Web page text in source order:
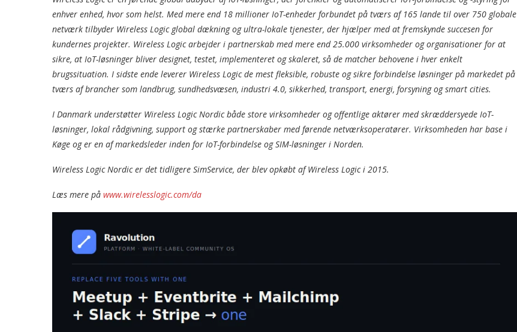
enhver enhed, hvor som helst. Med mere end 18 millioner IoT-enheder forbundet på tværs af 165 lande til over 750 globale
netværk tilbyder Wireless Logic global dækning og ultra-lokale tjenester, der hjælper med at fremskynde succesen for
kundernes projekter. Wireless Logic arbejder i partnerskab med mere end 25.000 virksomheder og organisationer for at
sikre, at IoT-løsninger bliver designet, testet, implementeret og skaleret, så de matcher behovene i hver enkelt
brugssituation. I sidste ende leverer Wireless Logic de mest fleksible, robuste og sikre forbindelse løsninger på markedet på
tværs af brancher som landbrug, sundhedsvæsen, industri 4.0, sikkerhed, transport, energi, forsyning og smart cities.
I Danmark understøtter Wireless Logic Nordic både store virksomheder og offentlige aktører med skræddersyede IoT-
løsninger, lokal rådgivning, support og stærke partnerskaber med førende netværksoperatører. Virksomheden har base i
Køge og er en af markedsleder inden for IoT-forbindelse og SIM-løsninger i Norden.
Wireless Logic Nordic er det tidligere SimService, der blev opkøbt af Wireless Logic i 2015.
Læs mere på www.wirelesslogic.com/da